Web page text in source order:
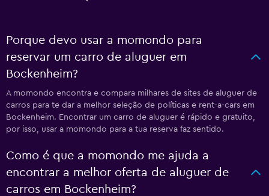
Porque devo usar a momondo para
reservar um carro de aluguer em
Bockenheim?
A momondo encontra e compara milhares de sites de aluguer de
carros para te dar a melhor seleção de políticas e rent-a-cars em
Bockenheim. Encontrar um carro de aluguer é rápido e gratuito,
por isso, usar a momondo para a tua reserva faz sentido.
Como é que a momondo me ajuda a
encontrar a melhor oferta de aluguer de
carros em Bockenheim?